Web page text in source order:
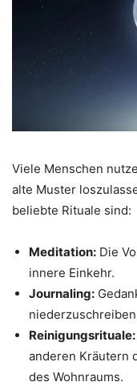
Viele Menschen
alte Muster
beliebte Rituale sind:
Meditation: Die
innere Einkehr.
Journaling:
Reinigungsrituale:
anderen Kräutern
des Wohnraums.